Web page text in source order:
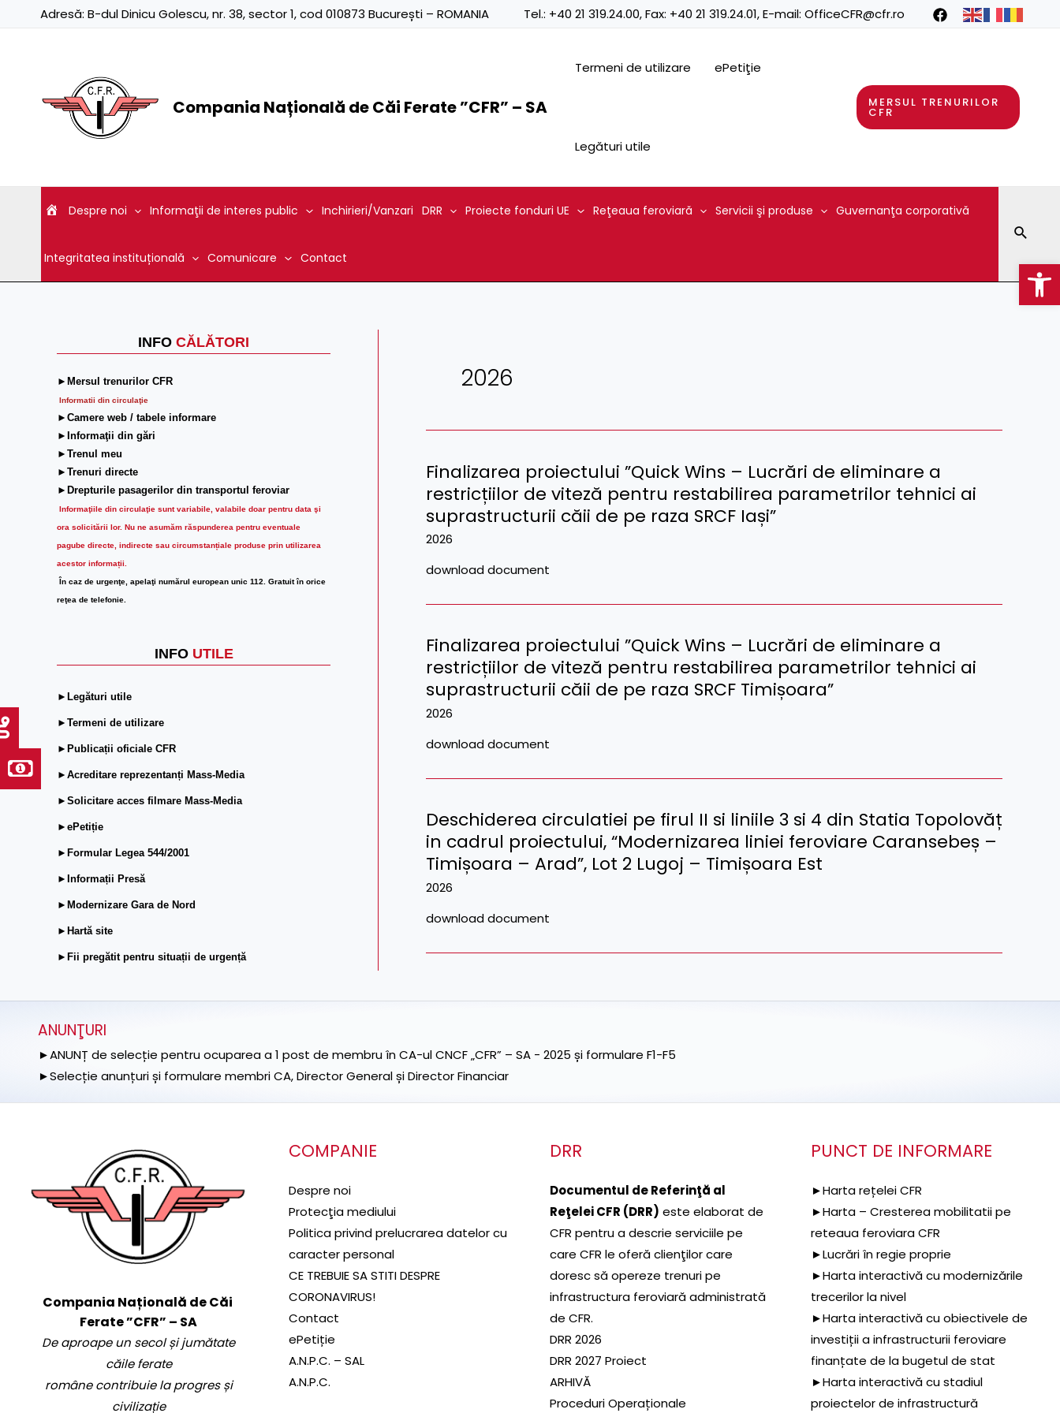
Adresă: B-dul Dinicu Golescu, nr. 38, sector 1, cod 010873 București – ROMANIA Tel.: +40 21 319.24.00, Fax: +40 21 319.24.01, E-mail: OfficeCFR@cfr.ro
Compania Națională de Căi Ferate ”CFR” – SA
Termeni de utilizare ePetiţie
Legături utile
MERSUL TRENURILOR
CFR
Despre noi Informaţii de interes public Inchirieri/Vanzari DRR Proiecte fonduri UE Reţeaua feroviară Servicii şi produse Guvernanţa corporativă
Integritatea instituțională Comunicare Contact
INFO CĂLĂTORI
►Mersul trenurilor CFR
Informatii din circulaţie
►Camere web / tabele informare
►Informaţii din gări
►Trenul meu
►Trenuri directe
►Drepturile pasagerilor din transportul feroviar
Informaţiile din circulaţie sunt variabile, valabile doar pentru data şi
ora solicitării lor. Nu ne asumăm răspunderea pentru eventuale
pagube directe, indirecte sau circumstanțiale produse prin utilizarea
acestor informații.
În caz de urgenţe, apelaţi numărul european unic 112. Gratuit în orice
reţea de telefonie.
INFO UTILE
►Legături utile
►Termeni de utilizare
►Publicații oficiale CFR
►Acreditare reprezentanți Mass-Media
►Solicitare acces filmare Mass-Media
►ePetiție
►Formular Legea 544/2001
►Informații Presă
►Modernizare Gara de Nord
►Hartă site
►Fii pregătit pentru situații de urgență
2026
Finalizarea proiectului ”Quick Wins – Lucrări de eliminare a
restricțiilor de viteză pentru restabilirea parametrilor tehnici ai
suprastructurii căii de pe raza SRCF Iași”
2026
download document
Finalizarea proiectului ”Quick Wins – Lucrări de eliminare a
restricțiilor de viteză pentru restabilirea parametrilor tehnici ai
suprastructurii căii de pe raza SRCF Timișoara”
2026
download document
Deschiderea circulatiei pe firul II si liniile 3 si 4 din Statia Topolovăț
in cadrul proiectului, “Modernizarea liniei feroviare Caransebeș –
Timișoara – Arad”, Lot 2 Lugoj – Timișoara Est
2026
download document
ANUNŢURI
►ANUNȚ de selecție pentru ocuparea a 1 post de membru în CA-ul CNCF „CFR” – SA - 2025 și formulare F1-F5
►Selecție anunțuri și formulare membri CA, Director General și Director Financiar
Compania Națională de Căi
Ferate ”CFR” – SA
De aproape un secol și jumătate
căile ferate
române contribuie la progres și
civilizație
COMPANIE
Despre noi
Protecţia mediului
Politica privind prelucrarea datelor cu
caracter personal
CE TREBUIE SA STITI DESPRE
CORONAVIRUS!
Contact
ePetiție
A.N.P.C. – SAL
A.N.P.C.
DRR
Documentul de Referinţă al
Reţelei CFR (DRR) este elaborat de
CFR pentru a descrie serviciile pe
care CFR le oferă clienţilor care
doresc să opereze trenuri pe
infrastructura feroviară administrată
de CFR.
DRR 2026
DRR 2027 Proiect
ARHIVĂ
Proceduri Operaționale
PUNCT DE INFORMARE
►Harta rețelei CFR
►Harta – Cresterea mobilitatii pe
reteaua feroviara CFR
►Lucrări în regie proprie
►Harta interactivă cu modernizările
trecerilor la nivel
►Harta interactivă cu obiectivele de
investiții a infrastructurii feroviare
finanțate de la bugetul de stat
►Harta interactivă cu stadiul
proiectelor de infrastructură